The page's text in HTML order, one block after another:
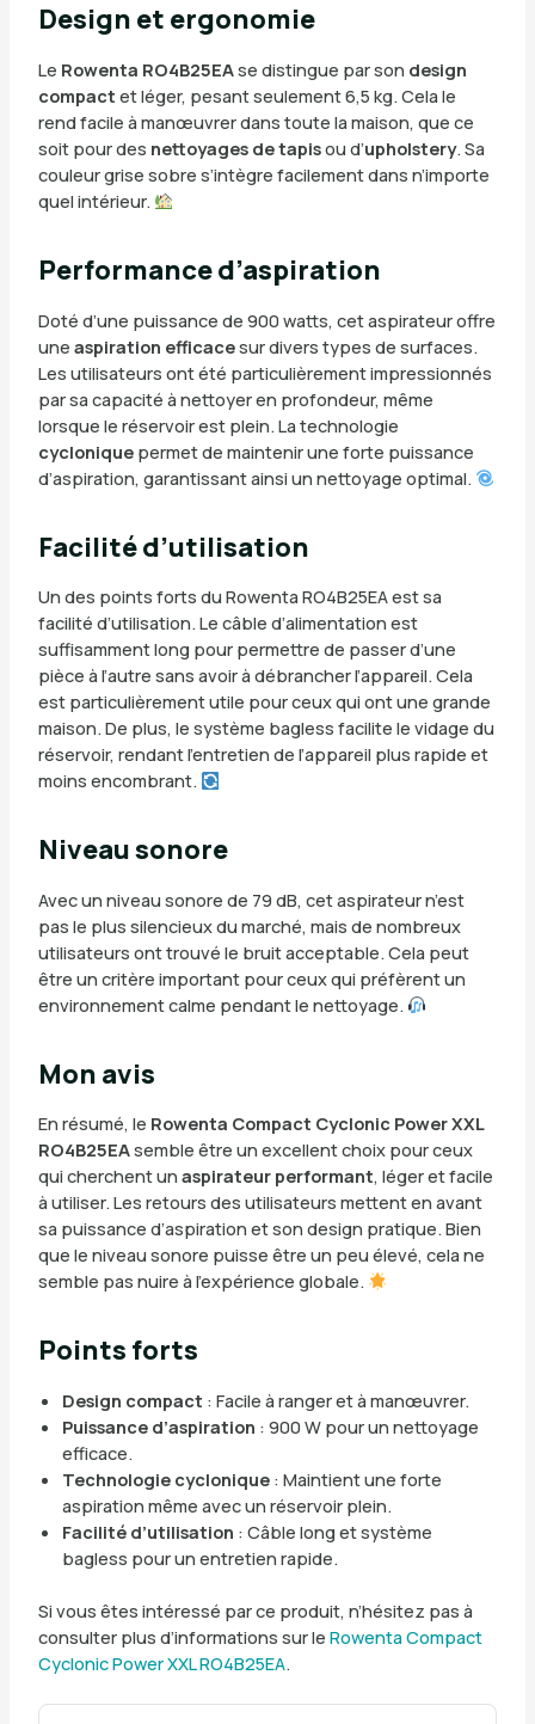
Design et ergonomie
Le Rowenta RO4B25EAse distingue par son design
compact et léger, pesant seulement 6,5 kg. Cela le
rend facile à manœuvrer dans toute la maison, que ce
soit pour des nettoyages de tapisou d’upholstery. Sa
couleur grise sobre s’intègre facilement dans n’importe
quel intérieur.
Performance d’aspiration
Doté d’une puissance de 900 watts, cet aspirateur offre
une aspiration efficacesur divers types de surfaces.
Les utilisateurs ont été particulièrement impressionnés
par sa capacité à nettoyer en profondeur, même
lorsque le réservoir est plein. La technologie
cycloniquepermet de maintenir une forte puissance
d’aspiration, garantissant ainsi un nettoyage optimal.
Facilité d’utilisation
Un des points forts du Rowenta RO4B25EA est sa
facilité d’utilisation. Le câble d’alimentation est
suffisamment long pour permettre de passer d’une
pièce à l’autre sans avoir à débrancher l’appareil. Cela
est particulièrement utile pour ceux qui ont une grande
maison. De plus, le système bagless facilite le vidage du
réservoir, rendant l’entretien de l’appareil plus rapide et
moins encombrant.
Niveau sonore
Avec un niveau sonore de 79 dB, cet aspirateur n’est
pas le plus silencieux du marché, mais de nombreux
utilisateurs ont trouvé le bruit acceptable. Cela peut
être un critère important pour ceux qui préfèrent un
environnement calme pendant le nettoyage.
Mon avis
En résumé, le Rowenta Compact Cyclonic Power XXL
RO4B25EAsemble être un excellent choix pour ceux
qui cherchent un aspirateur performant, léger et facile
à utiliser. Les retours des utilisateurs mettent en avant
sa puissance d’aspiration et son design pratique. Bien
que le niveau sonore puisse être un peu élevé, cela ne
semble pas nuire à l’expérience globale.
Points forts
Design compact : Facile à ranger et à manœuvrer.
Puissance d’aspiration : 900 W pour un nettoyage
efficace.
Technologie cyclonique: Maintient une forte
aspiration même avec un réservoir plein.
Facilité d’utilisation : Câble long et système
bagless pour un entretien rapide.
Si vous êtes intéressé par ce produit, n’hésitez pas à
consulter plus d’informations sur le Rowenta Compact
Cyclonic Power XXL RO4B25EA.